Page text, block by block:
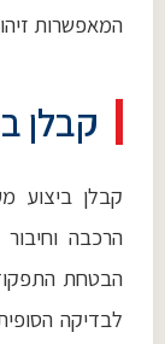
המאפשרות
קבלן
קבלן ביצוע
הרכבה
הבטחת
לבדיקה